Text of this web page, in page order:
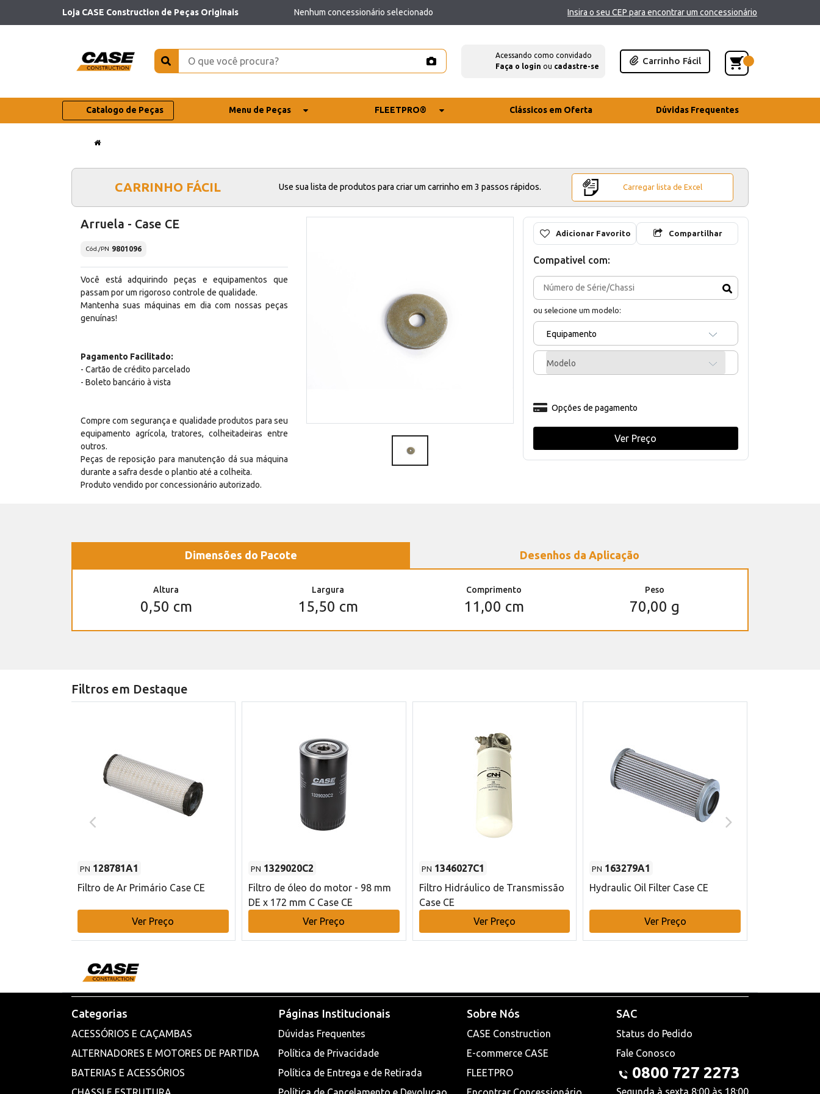
Loja CASE Construction de Peças Originais Nenhum concessionário selecionado Insira o seu CEP para encontrar um concessionário
Acessando como convidado
Faça o login ou cadastre-se
Carrinho Fácil
Catalogo de Peças Menu de Peças FLEETPRO® Clássicos em Oferta Dúvidas Frequentes
CARRINHO FÁCIL Use sua lista de produtos para criar um carrinho em 3 passos rápidos. Carregar lista de Excel
Arruela - Case CE
Cód./PN 9801096
Você está adquirindo peças e equipamentos que
passam por um rigoroso controle de qualidade.
Mantenha suas máquinas em dia com nossas peças
genuínas!
Pagamento Facilitado:
- Cartão de crédito parcelado
- Boleto bancário à vista
Compre com segurança e qualidade produtos para seu
equipamento agrícola, tratores, colheitadeiras entre
outros.
Peças de reposição para manutenção dá sua máquina
durante a safra desde o plantio até a colheita.
Produto vendido por concessionário autorizado.
Adicionar Favorito Compartilhar
Compativel com:
ou selecione um modelo:
Equipamento
Modelo
Opções de pagamento
Ver Preço
Dimensões do Pacote Desenhos da Aplicação
Altura
0,50 cm
Largura
15,50 cm
Comprimento
11,00 cm
Peso
70,00 g
Filtros em Destaque
PN 128781A1
Filtro de Ar Primário Case CE
Ver Preço
PN 1329020C2
Filtro de óleo do motor - 98 mm
DE x 172 mm C Case CE
Ver Preço
PN 1346027C1
Filtro Hidráulico de Transmissão
Case CE
Ver Preço
PN 163279A1
Hydraulic Oil Filter Case CE
Ver Preço
Categorias
ACESSÓRIOS E CAÇAMBAS
ALTERNADORES E MOTORES DE PARTIDA
BATERIAS E ACESSÓRIOS
Páginas Institucionais
Dúvidas Frequentes
Política de Privacidade
Política de Entrega e de Retirada
Sobre Nós
CASE Construction
E-commerce CASE
FLEETPRO
SAC
Status do Pedido
Fale Conosco
0800 727 2273
Segunda à sexta 8:00 às 18:00